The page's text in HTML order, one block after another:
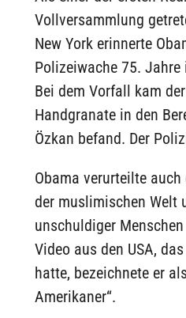
Vollversammlung
New York erinnerte
Polizeiwache 75.
Bei dem Vorfall kam
Handgranate in den
Özkan befand. Der
Obama verurteilte
der muslimischen Welt
unschuldiger
Video aus den USA,
hatte, bezeichnete er
Amerikaner“.